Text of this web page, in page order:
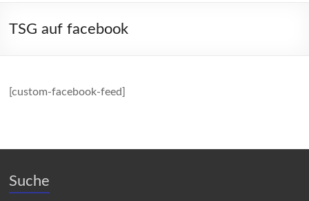
TSG auf facebook
[custom-facebook-feed]
Suche